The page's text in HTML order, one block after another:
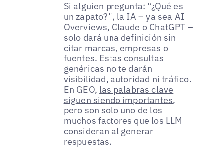
Si alguien pregunta: “¿Qué es
un zapato?”, la IA – ya sea AI
Overviews, Claude o ChatGPT –
solo dará una definición sin
citar marcas, empresas o
fuentes. Estas consultas
genéricas no te darán
visibilidad, autoridad ni tráfico.
En GEO, las palabras clave
siguen siendo importantes,
pero son solo uno de los
muchos factores que los LLM
consideran al generar
respuestas.